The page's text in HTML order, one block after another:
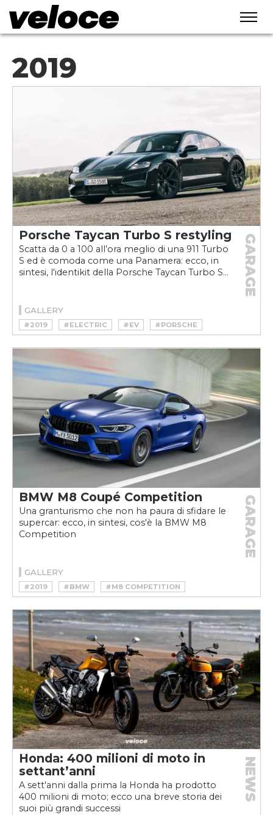
2019
Porsche Taycan Turbo S restyling
Scatta da 0 a 100 all’ora meglio di una 911 Turbo
S ed è comoda come una Panamera: ecco, in
sintesi, l'identikit della Porsche Taycan Turbo S...
GARAGE
GALLERY
#2019 #ELECTRIC #EV
#PORSCHE
#TAYCAN
#TURBO S #VELOCEKW
BMW M8 Coupé Competition
Una granturismo che non ha paura di sfidare le
supercar: ecco, in sintesi, cos'è la BMW M8
Competition
GARAGE
GALLERY
#2019 #BMW
#M8 COMPETITION
#V8
Honda: 400 milioni di moto in
settant’anni
A sett'anni dalla prima la Honda ha prodotto
400 milioni di moto; ecco una breve storia dei
suoi più grandi successi
NEWS